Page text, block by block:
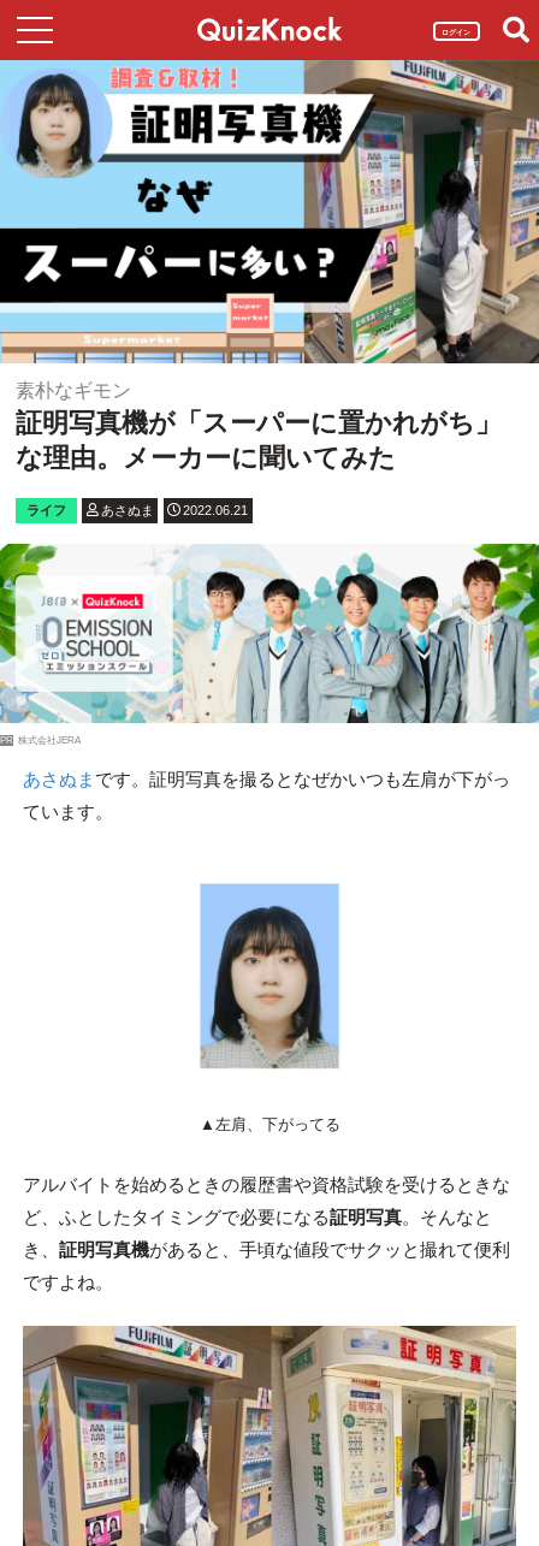
ログイン
素朴なギモン
証明写真機が「スーパーに置かれがち」
な理由。メーカーに聞いてみた
ライフ あさぬま 2022.06.21
PR 株式会社JERA
あさぬま です。証明写真を撮るとなぜかいつも左肩が下がっ
ています。
▲左肩、下がってる
アルバイトを始めるときの履歴書や資格試験を受けるときな
ど、ふとしたタイミングで必要になる証明写真。そんなと
き、 証明写真機があると、手頃な値段でサクッと撮れて便利
ですよね。